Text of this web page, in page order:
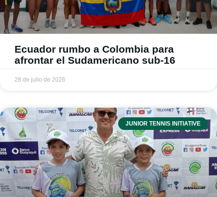
Ecuador rumbo a Colombia para
afrontar el Sudamericano sub-16
28 de julio de 2026
JUNIOR TENNIS INITIATIVE